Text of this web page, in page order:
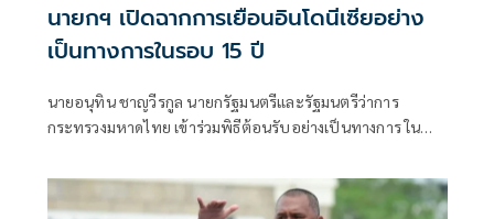
นายกฯ เปิดฉากการเยือนอินโดนีเซียอย่าง
เป็นทางการในรอบ 15 ปี
นายอนุทิน ชาญวีรกูล นายกรัฐมนตรีและรัฐมนตรีว่าการ
กระทรวงมหาดไทย เข้าร่วมพิธีต้อนรับอย่างเป็นทางการ ใน